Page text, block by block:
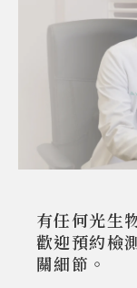
有任何光生
歡迎預約檢
關細節。